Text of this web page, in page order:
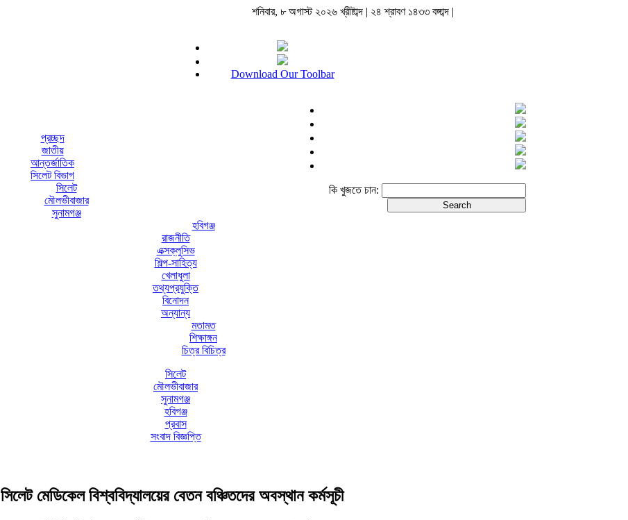
শনিবার, ৮ অগাস্ট ২০২৬ খ্রীষ্টাব্দ | ২৪ শ্রাবণ ১৪৩৩ বঙ্গাব্দ |
Download Our Toolbar
কি খুজতে চান:
প্রচ্ছদ
জাতীয়
আন্তর্জাতিক
সিলেট বিভাগ
সিলেট
মৌলভীবাজার
সুনামগঞ্জ
হবিগঞ্জ
রাজনীতি
এক্সক্লুসিভ
শিল্প-সাহিত্য
খেলাধুলা
তথ্যপ্রযুক্তি
বিনোদন
অন্যান্য
মতামত
শিক্ষাঙ্গন
চিত্র বিচিত্র
সিলেট
মৌলভীবাজার
সুনামগঞ্জ
হবিগঞ্জ
প্রবাস
সংবাদ বিজ্ঞপ্তি
সিলেট মেডিকেল বিশ্ববিদ্যালয়ের বেতন বঞ্চিতদের অবস্থান কর্মসূচী